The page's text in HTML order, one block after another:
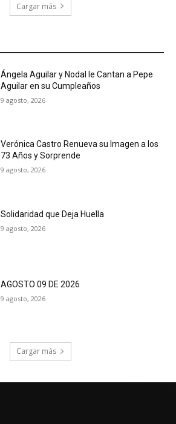
Cargar más
Ángela Aguilar y Nodal le Cantan a Pepe
Aguilar en su Cumpleaños
9 agosto, 2026
Verónica Castro Renueva su Imagen a los
73 Años y Sorprende
9 agosto, 2026
Solidaridad que Deja Huella
9 agosto, 2026
AGOSTO 09 DE 2026
9 agosto, 2026
Cargar más